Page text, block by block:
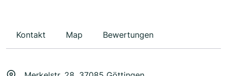
Kontakt Map Bewertungen